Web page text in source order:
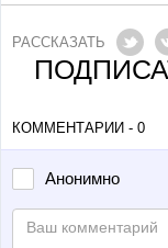
РАССКАЗАТЬ
КОММЕНТАРИИ - 0
Анонимно